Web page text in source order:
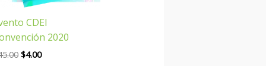
CDEI
2020
$4.00